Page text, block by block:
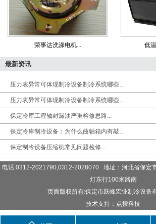
荣事达洗涤电机... 低
最新资讯
压力表异常可体现制冷设备制冷系统哪些...
压力表异常可体现制冷设备制冷系统哪些...
保定冷库工程轴封漏油严重检修思路...
保定冷库制冷设备：为什么曲轴箱内有敲...
保定制冷设备压缩机常见问题检修...
电话:0312-2021790,0312-2028070 地址：河北省保定
灯东行100米路南
页面版权所有:保定市跃峰宏业制冷设备
技术支持：点搜科技